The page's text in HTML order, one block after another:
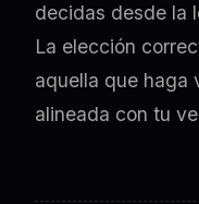
decidas desde la
La elección
aquella que haga
alineada con tu